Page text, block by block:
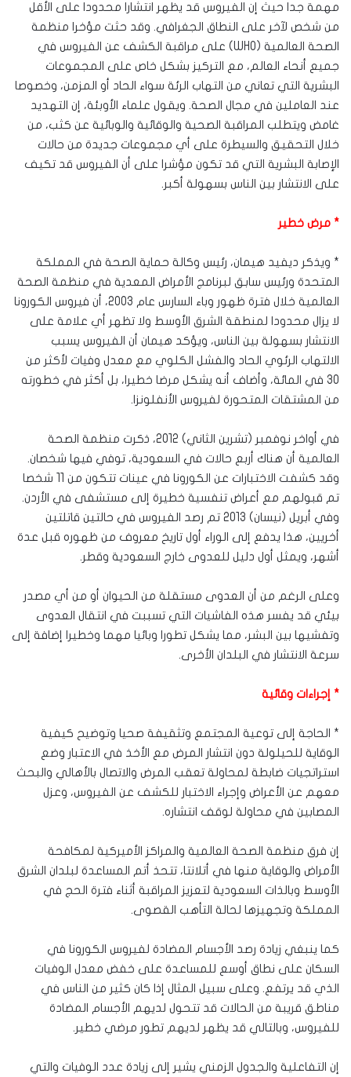
مهمة جدا حيث إن الفيروس قد يظهر انتشارا محدودا على الأقل
من شخص لآخر على النطاق الجغرافي. وقد حثت مؤخرا منظمة
الصحة العالمية (WHO) على مراقبة الكشف عن الفيروس في
جميع أنحاء العالم، مع التركيز بشكل خاص على المجموعات
البشرية التي تعاني من التهاب الرئة سواء الحاد أو المزمن، وخصوصا
عند العاملين في مجال الصحة. ويقول علماء الأوبئة، إن التهديد
غامض ويتطلب المراقبة الصحية والوقائية والوبائية عن كثب، من
خلال التحقيق والسيطرة على أي مجموعات جديدة من حالات
الإصابة البشرية التي قد تكون مؤشرا على أن الفيروس قد تكيف
على الانتشار بين الناس بسهولة أكبر.
* مرض خطير
* ويذكر ديفيد هيمان، رئيس وكالة حماية الصحة في المملكة
المتحدة ورئيس سابق لبرنامج الأمراض المعدية في منظمة الصحة
العالمية خلال فترة ظهور وباء السارس عام 2003، أن فيروس الكورونا
لا يزال محدودا لمنطقة الشرق الأوسط ولا تظهر أي علامة على
الانتشار بسهولة بين الناس، ويؤكد هيمان أن الفيروس يسبب
الالتهاب الرئوي الحاد والفشل الكلوي مع معدل وفيات لأكثر من
30 في المائة، وأضاف أنه يشكل مرضا خطيرا، بل أكثر في خطورته
من المشتقات المتحورة لفيروس الأنفلونزا.
في أواخر نوفمبر (تشرين الثاني) 2012، ذكرت منظمة الصحة
العالمية أن هناك أربع حالات في السعودية، توفي فيها شخصان.
وقد كشفت الاختبارات عن الكورونا في عينات تتكون من 11 شخصا
تم قبولهم مع أعراض تنفسية خطيرة إلى مستشفى في الأردن.
وفي أبريل (نيسان) 2013 تم رصد الفيروس في حالتين قاتلتين
أخريين، هذا يدفع إلى الوراء أول تاريخ معروف من ظهوره قبل عدة
أشهر، ويمثل أول دليل للعدوى خارج السعودية وقطر.
وعلى الرغم من أن العدوى مستقلة من الحيوان أو من أي مصدر
بيئي قد يفسر هذه الفاشيات التي تسببت في انتقال العدوى
وتفشيها بين البشر، مما يشكل تطورا وبائيا مهما وخطيرا إضافة إلى
سرعة الانتشار في البلدان الأخرى.
* إجراءات وقائية
* الحاجة إلى توعية المجتمع وتثقيفة صحيا وتوضيح كيفية
الوقاية للحيلولة دون انتشار المرض مع الأخذ في الاعتبار وضع
استراتجيات ضابطة لمحاولة تعقب المرض والاتصال بالأهالي والبحث
معهم عن الأعراض وإجراء الاختبار للكشف عن الفيروس، وعزل
المصابين في محاولة لوقف انتشاره.
إن فرق منظمة الصحة العالمية والمراكز الأميركية لمكافحة
الأمراض والوقاية منها في أتلانتا، تتحذ أتم المساعدة لبلدان الشرق
الأوسط وبالذات السعودية لتعزيز المراقبة أثناء فترة الحج في
المملكة وتجهيزها لحالة التأهب القصوى.
كما ينبغي زيادة رصد الأجسام المضادة لفيروس الكورونا في
السكان على نطاق أوسع للمساعدة على خفض معدل الوفيات
الذي قد يرتفع. وعلى سبيل المثال إذا كان كثير من الناس في
مناطق قريبة من الحالات قد تتحول لديهم الأجسام المضادة
للفيروس، وبالتالي قد يظهر لديهم تطور مرضي خطير.
إن التفاعلية والجدول الزمني يشير إلى زيادة عدد الوفيات والتي